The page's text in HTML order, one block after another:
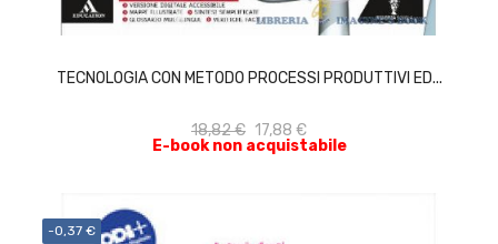
TECNOLOGIA CON METODO PROCESSI PRODUTTIVI ED...
18,82 € 17,88 €
E-book non acquistabile
ACQUISTA
-0,37 €